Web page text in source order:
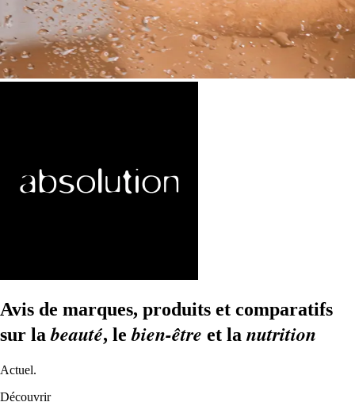
Avis de marques, produits et comparatifs
sur labeauté, lebien-être et la nutrition
Actuel.
Découvrir